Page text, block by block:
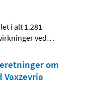
i alt 1.281
ved…
om